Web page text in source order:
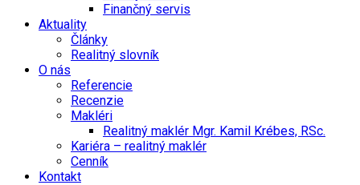
Finančný servis
Aktuality
Články
Realitný slovník
O nás
Referencie
Recenzie
Makléri
Realitný maklér Mgr. Kamil Krébes, RSc.
Kariéra – realitný maklér
Cenník
Kontakt